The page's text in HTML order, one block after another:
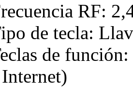
RF:
de tecla:
de